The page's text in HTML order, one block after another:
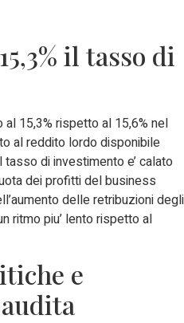
il tasso di
15,3% rispetto al 15,6% nel
al reddito lordo disponibile
di investimento e’ calato
dei profitti del business
delle retribuzioni degli
ritmo piu’ lento rispetto al
e